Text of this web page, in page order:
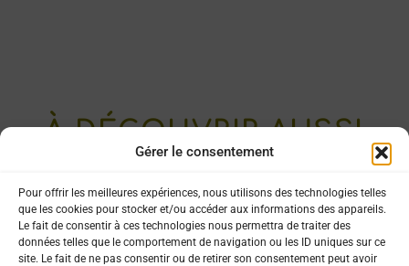
Gérer le consentement
Pour offrir les meilleures expériences, nous utilisons des technologies telles
que les cookies pour stocker et/ou accéder aux informations des appareils.
Le fait de consentir à ces technologies nous permettra de traiter des
données telles que le comportement de navigation ou les ID uniques sur ce
site. Le fait de ne pas consentir ou de retirer son consentement peut avoir
À DÉCOUVRIR AUSSI
Le chemin de la
Frigoulette